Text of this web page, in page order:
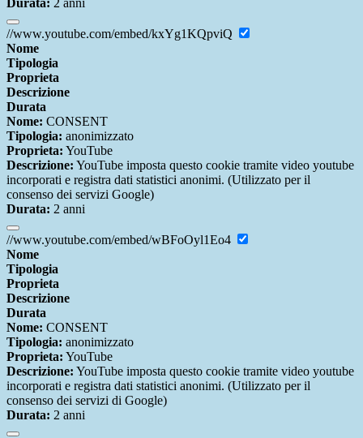
Durata: 2 anni
//www.youtube.com/embed/kxYg1KQpviQ
Nome
Tipologia
Proprieta
Descrizione
Durata
Nome: CONSENT
Tipologia: anonimizzato
Proprieta: YouTube
Descrizione: YouTube imposta questo cookie tramite video youtube
incorporati e registra dati statistici anonimi. (Utilizzato per il
consenso dei servizi Google)
Durata: 2 anni
//www.youtube.com/embed/wBFoOyl1Eo4
Nome
Tipologia
Proprieta
Descrizione
Durata
Nome: CONSENT
Tipologia: anonimizzato
Proprieta: YouTube
Descrizione: YouTube imposta questo cookie tramite video youtube
incorporati e registra dati statistici anonimi. (Utilizzato per il
consenso dei servizi di Google)
Durata: 2 anni